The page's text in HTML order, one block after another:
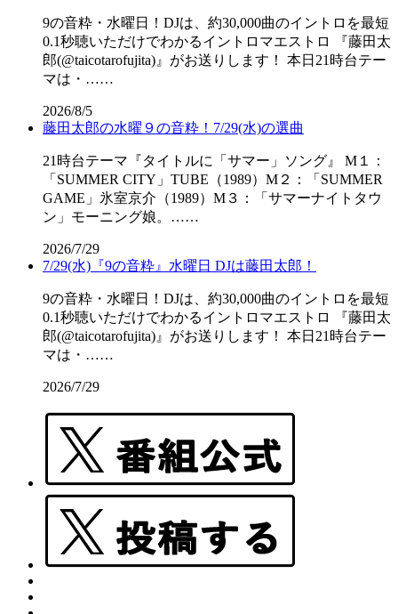
9の音粋・水曜日！DJは、約30,000曲のイントロを最短
0.1秒聴いただけでわかるイントロマエストロ 『藤田太
郎(@taicotarofujita)』がお送りします！ 本日21時台テー
マは・……
2026/8/5
藤田太郎の水曜９の音粋！7/29(水)の選曲
21時台テーマ『タイトルに「サマー」ソング』 M１：
「SUMMER CITY」TUBE（1989）M２：「SUMMER
GAME」氷室京介（1989）M３：「サマーナイトタウ
ン」モーニング娘。……
2026/7/29
7/29(水)『9の音粋』水曜日 DJは藤田太郎！
9の音粋・水曜日！DJは、約30,000曲のイントロを最短
0.1秒聴いただけでわかるイントロマエストロ 『藤田太
郎(@taicotarofujita)』がお送りします！ 本日21時台テー
マは・……
2026/7/29